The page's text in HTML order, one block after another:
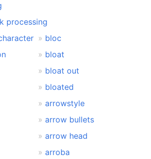
processing
bloc
bloat
bloat out
bloated
arrowstyle
arrow bullets
arrow head
arroba